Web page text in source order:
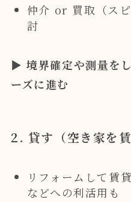
仲介 or 買取（ス
討
▶境界確定や測量を
ーズに進む
2. 貸す（空き家を賃
リフォームして賃
などへの利活用も